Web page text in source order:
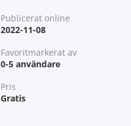
Publicerat online
2022-11-08
Favoritmarkerat av
0-5 användare
Pris
Gratis